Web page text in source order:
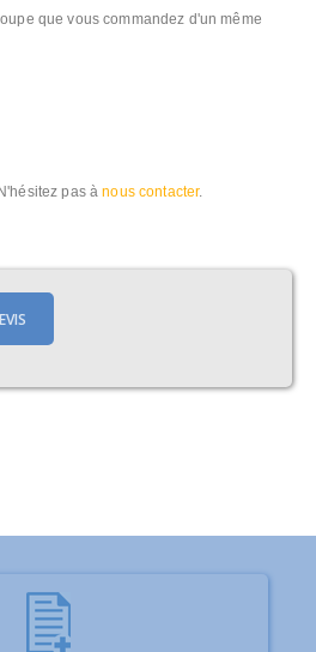
que vous commandez d'un même
pas ànous contacter.